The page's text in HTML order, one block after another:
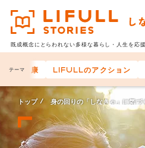
既成概念にとらわれない多様な暮らし・人生を応
テーマ
体の健康 LIFULLのアクション
トップ 身の回りの「しなきゃ」に気づ